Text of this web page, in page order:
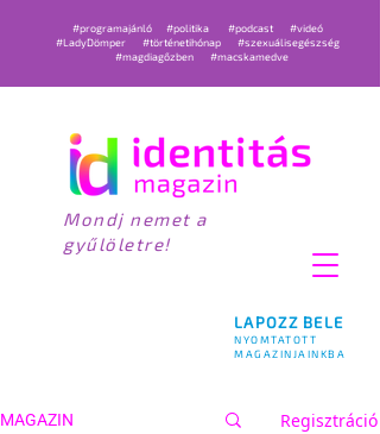
LAPOZZ BELE
NYOMTATOTT
MAGAZINJAINKBA
#programajánló #politika #podcast
#videó
#LadyDömper
#történetihónap
#szexuálisegészség
#magdiagőzben
#macskamedve
Mondj nemet a
gyűlöletre!
MAGAZIN Regisztráció